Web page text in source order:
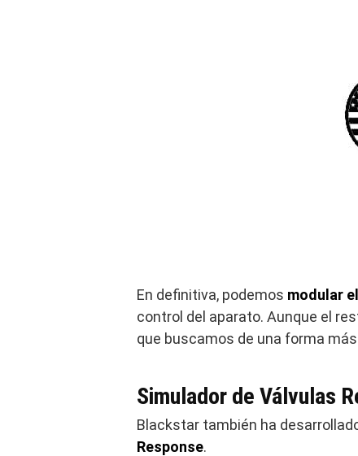
En definitiva, podemos modular
control del aparato. Aunque el
que buscamos de una forma
Simulador de Válvulas
Blackstar también ha
Response.